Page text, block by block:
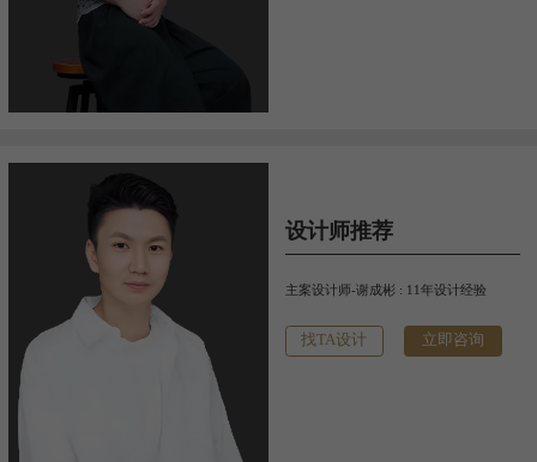
设计师推荐
主案设计师-谢成彬 : 11年设计经验
找TA设计 立即咨询